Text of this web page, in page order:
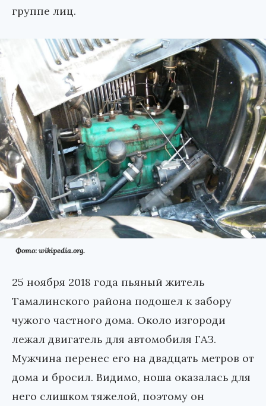
группе лиц.
Фото: wikipedia.org.
25 ноября 2018 года пьяный житель
Тамалинского района подошел к забору
чужого частного дома. Около изгороди
лежал двигатель для автомобиля ГАЗ.
Мужчина перенес его на двадцать метров от
дома и бросил. Видимо, ноша оказалась для
него слишком тяжелой, поэтому он